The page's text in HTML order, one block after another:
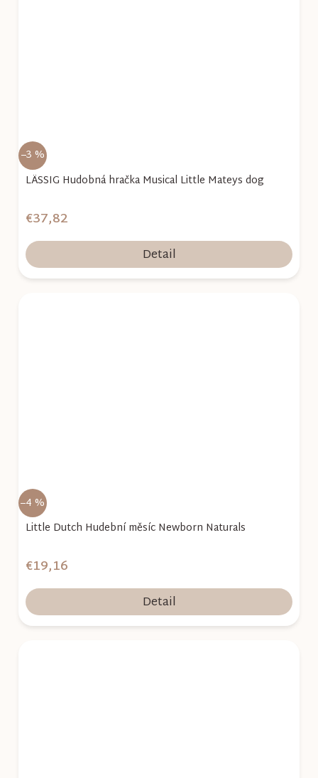
–3 %
LÄSSIG Hudobná hračka Musical Little Mateys dog
€37,82
Detail
–4 %
Little Dutch Hudební měsíc Newborn Naturals
€19,16
Detail